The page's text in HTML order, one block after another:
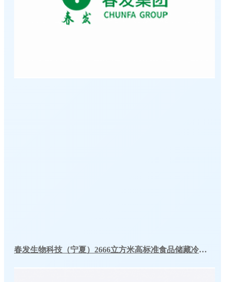
春发生物科技（宁夏）2666立方米高标准食品储藏冷库工程案例